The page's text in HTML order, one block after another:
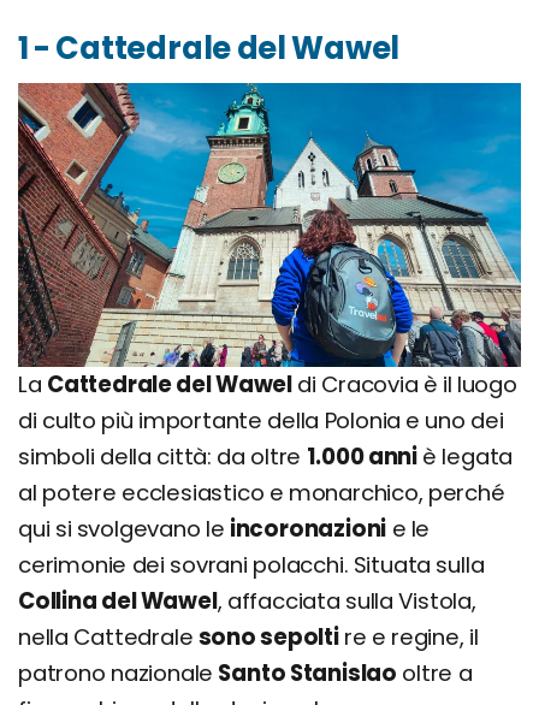
1 - Cattedrale del Wawel
La Cattedrale del Waweldi Cracovia è il luogo
di culto più importante della Polonia e uno dei
simboli della città: da oltre 1.000 anni è legata
al potere ecclesiastico e monarchico, perché
qui si svolgevano le incoronazioni e le
cerimonie dei sovrani polacchi. Situata sulla
Collina del Wawel, affacciata sulla Vistola,
nella Cattedrale sono sepoltire e regine, il
patrono nazionale Santo Stanislao oltre a